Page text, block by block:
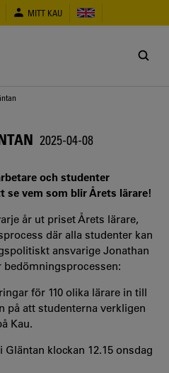
MITT KAU
2025-04-08
och studenter
se vem som blir Årets lärare!
år ut priset Årets lärare,
där alla studenter kan
ansvarige Jonathan
för 110 olika lärare in till
på att studenterna verkligen
Kau.
klockan 12.15 onsdag